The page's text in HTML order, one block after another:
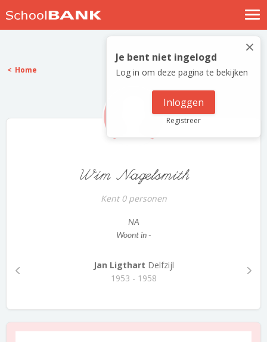
Nostalgische verhalen
Log in
Meld je gratis aan
×
Je bent niet ingelogd
Log in om deze pagina te bekijken
Inloggen
Registreer
Home
Wim Nagelsmith
Kent 0 personen
NA
Woont in -
Jan Ligthart Delfzijl
1953 - 1958